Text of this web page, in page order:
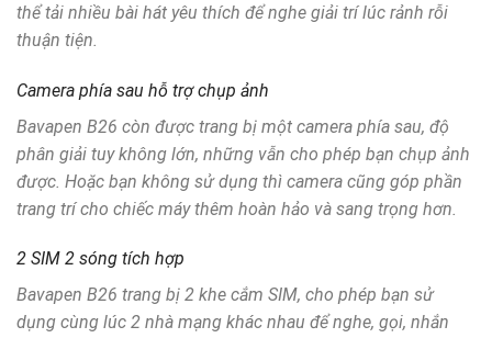
thể tải nhiều bài hát yêu thích để nghe giải trí lúc rảnh rỗi
thuận tiện.
Camera phía sau hỗ trợ chụp ảnh
Bavapen B26 còn được trang bị một camera phía sau, độ
phân giải tuy không lớn, những vẫn cho phép bạn chụp ảnh
được. Hoặc bạn không sử dụng thì camera cũng góp phần
trang trí cho chiếc máy thêm hoàn hảo và sang trọng hơn.
2 SIM 2 sóng tích hợp
Bavapen B26 trang bị 2 khe cắm SIM, cho phép bạn sử
dụng cùng lúc 2 nhà mạng khác nhau để nghe, gọi, nhắn